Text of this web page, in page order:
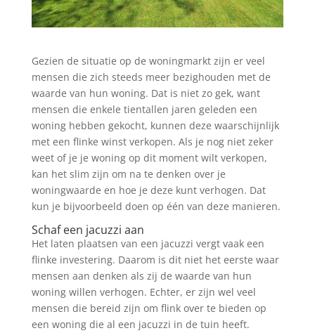
Gezien de situatie op de woningmarkt zijn er veel
mensen die zich steeds meer bezighouden met de
waarde van hun woning. Dat is niet zo gek, want
mensen die enkele tientallen jaren geleden een
woning hebben gekocht, kunnen deze waarschijnlijk
met een flinke winst verkopen. Als je nog niet zeker
weet of je je woning op dit moment wilt verkopen,
kan het slim zijn om na te denken over je
woningwaarde en hoe je deze kunt verhogen. Dat
kun je bijvoorbeeld doen op één van deze manieren.
Schaf een jacuzzi aan
Het laten plaatsen van een jacuzzi vergt vaak een
flinke investering. Daarom is dit niet het eerste waar
mensen aan denken als zij de waarde van hun
woning willen verhogen. Echter, er zijn wel veel
mensen die bereid zijn om flink over te bieden op
een woning die al een jacuzzi in de tuin heeft.